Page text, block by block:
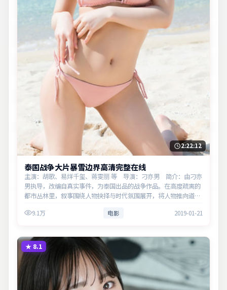
2:22:12
泰国战争大片暴雪边界高清完整在线
主演：胡歌、易烊千玺、蒋雯丽 等 导演：刁亦男 简介：由刁亦
男执导，改编自真实事件，为泰国出品的战争作品。在高度疏离的
都市丛林里，叙事围绕人物抉择与时代氛围展开，将人物推向道德
意义。
9.1万 电影 2019-01-21
★ 8.1